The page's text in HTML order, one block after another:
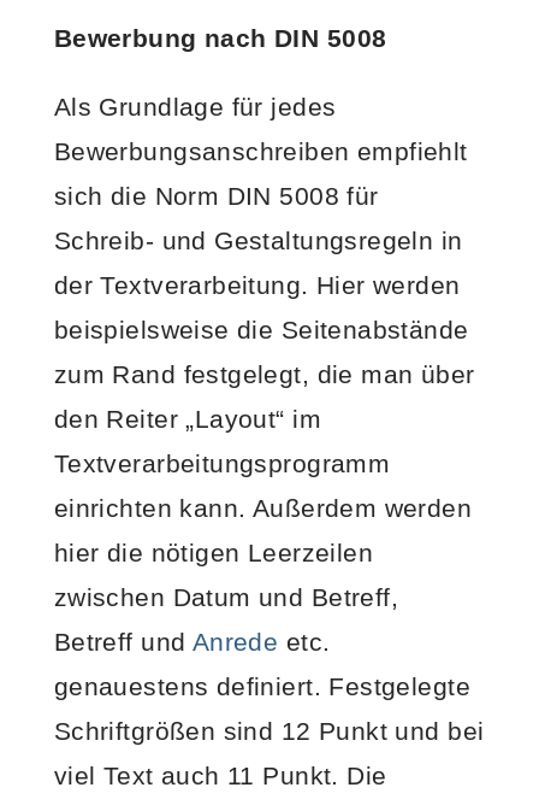
Bewerbung nach DIN 5008
Als Grundlage für jedes
Bewerbungsanschreiben empfiehlt
sich die Norm DIN 5008 für
Schreib- und Gestaltungsregeln in
der Textverarbeitung. Hier werden
beispielsweise die Seitenabstände
zum Rand festgelegt, die man über
den Reiter „Layout“ im
Textverarbeitungsprogramm
einrichten kann. Außerdem werden
hier die nötigen Leerzeilen
zwischen Datum und Betreff,
Betreff und Anrede etc.
genauestens definiert. Festgelegte
Schriftgrößen sind 12 Punkt und bei
viel Text auch 11 Punkt. Die